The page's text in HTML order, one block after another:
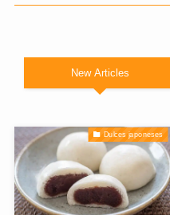
New Articles
Dulces japoneses